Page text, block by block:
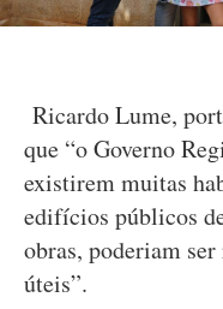
Ricardo Lume,
que “o Governo
existirem muitas
edifícios públicos
obras, poderiam
úteis”.